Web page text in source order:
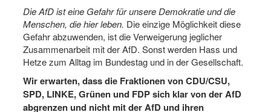
Die AfD ist eine Gefahr für unsere Demokratie und die
Menschen, die hier leben. Die einzige Möglichkeit diese
Gefahr abzuwenden, ist die Verweigerung jeglicher
Zusammenarbeit mit der AfD. Sonst werden Hass und
Hetze zum Alltag im Bundestag und in der Gesellschaft.
Wir erwarten, dass die Fraktionen von CDU/CSU,
SPD, LINKE, Grünen und FDP sich klar von der AfD
abgrenzen und nicht mit der AfD und ihren